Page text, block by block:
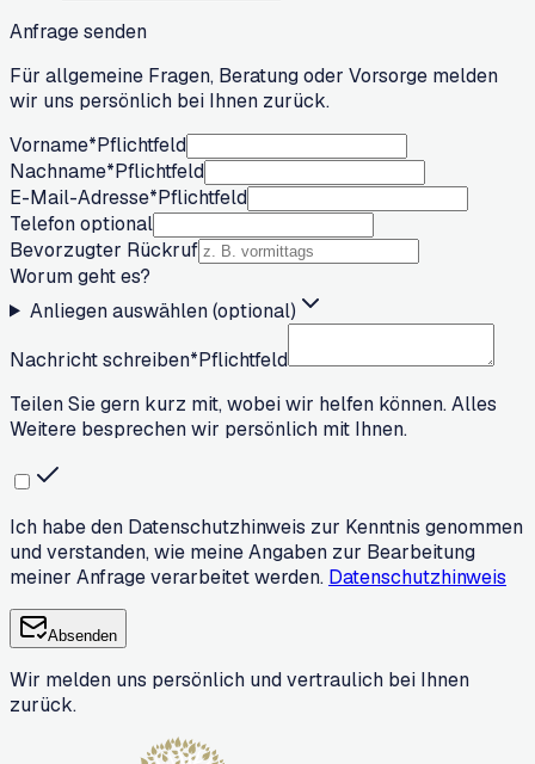
Anfrage senden
Für allgemeine Fragen, Beratung oder Vorsorge melden
wir uns persönlich bei Ihnen zurück.
Vorname*Pflichtfeld
Nachname*Pflichtfeld
E-Mail-Adresse*Pflichtfeld
Telefon optional
Bevorzugter Rückruf
Worum geht es?
Anliegen auswählen (optional)
Nachricht schreiben*Pflichtfeld
Teilen Sie gern kurz mit, wobei wir helfen können. Alles
Weitere besprechen wir persönlich mit Ihnen.
Ich habe den Datenschutzhinweis zur Kenntnis genommen
und verstanden, wie meine Angaben zur Bearbeitung
meiner Anfrage verarbeitet werden. Datenschutzhinweis
Absenden
Wir melden uns persönlich und vertraulich bei Ihnen
zurück.